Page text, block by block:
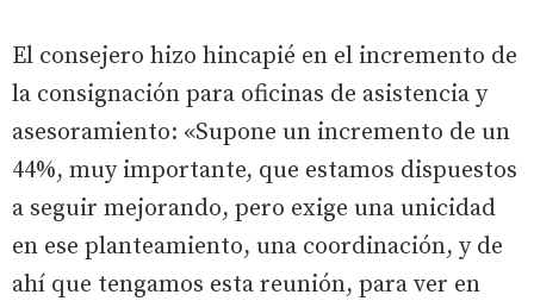
El consejero hizo hincapié en el incremento de
la consignación para oficinas de asistencia y
asesoramiento: «Supone un incremento de un
44%, muy importante, que estamos dispuestos
a seguir mejorando, pero exige una unicidad
en ese planteamiento, una coordinación, y de
ahí que tengamos esta reunión, para ver en